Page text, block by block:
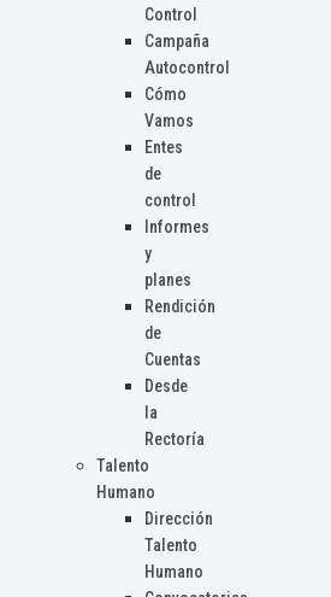
Control
Campaña
Autocontrol
Cómo
Vamos
Entes
de
control
Informes
y
planes
Rendición
de
Cuentas
Desde
la
Rectoría
Talento
Humano
Dirección
Talento
Humano